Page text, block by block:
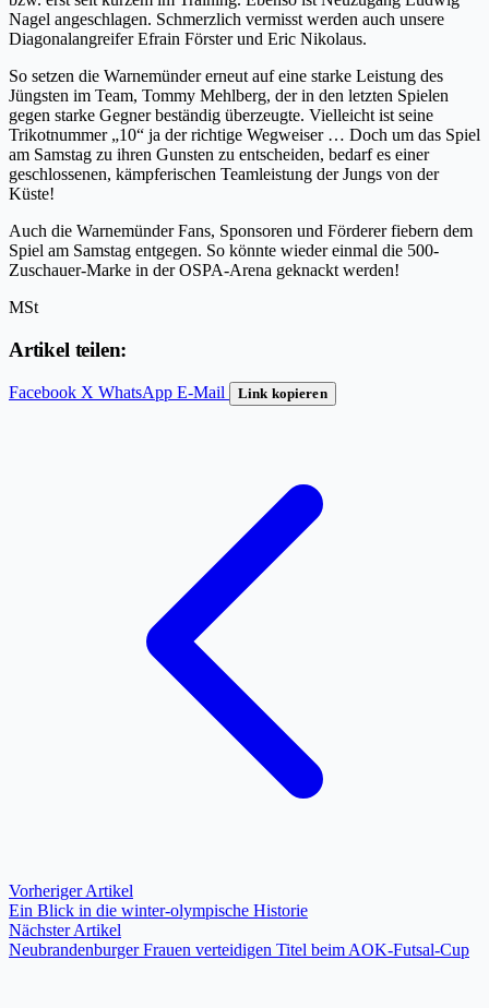
Nagel angeschlagen. Schmerzlich vermisst werden auch unsere
Diagonalangreifer Efrain Förster und Eric Nikolaus.
So setzen die Warnemünder erneut auf eine starke Leistung des
Jüngsten im Team, Tommy Mehlberg, der in den letzten Spielen
gegen starke Gegner beständig überzeugte. Vielleicht ist seine
Trikotnummer „10“ ja der richtige Wegweiser … Doch um das Spiel
am Samstag zu ihren Gunsten zu entscheiden, bedarf es einer
geschlossenen, kämpferischen Teamleistung der Jungs von der
Küste!
Auch die Warnemünder Fans, Sponsoren und Förderer fiebern dem
Spiel am Samstag entgegen. So könnte wieder einmal die 500-
Zuschauer-Marke in der OSPA-Arena geknackt werden!
MSt
Artikel teilen:
Facebook X WhatsApp E-Mail Link kopieren
Vorheriger Artikel
Ein Blick in die winter-olympische Historie
Nächster Artikel
Neubrandenburger Frauen verteidigen Titel beim AOK-Futsal-Cup